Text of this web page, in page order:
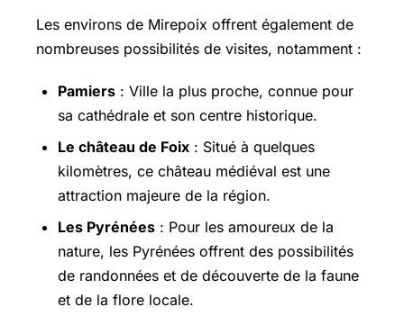
Les environs de Mirepoix offrent également de
nombreuses possibilités de visites, notamment :
Pamiers : Ville la plus proche, connue pour
sa cathédrale et son centre historique.
Le château de Foix : Situé à quelques
kilomètres, ce château médiéval est une
attraction majeure de la région.
Les Pyrénées : Pour les amoureux de la
nature, les Pyrénées offrent des possibilités
de randonnées et de découverte de la faune
et de la flore locale.